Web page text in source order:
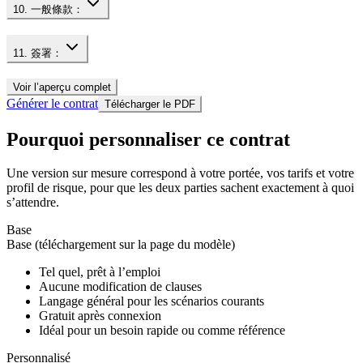
10. 一般條款：
11. 簽署：
Voir l’aperçu complet
Générer le contrat Télécharger le PDF
Pourquoi personnaliser ce contrat
Une version sur mesure correspond à votre portée, vos tarifs et votre
profil de risque, pour que les deux parties sachent exactement à quoi
s’attendre.
Base
Base (téléchargement sur la page du modèle)
Tel quel, prêt à l’emploi
Aucune modification de clauses
Langage général pour les scénarios courants
Gratuit après connexion
Idéal pour un besoin rapide ou comme référence
Personnalisé